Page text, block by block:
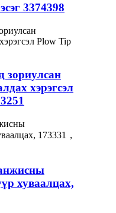
3374398
зориулсан
хэрэгсэл
хуваалцах,